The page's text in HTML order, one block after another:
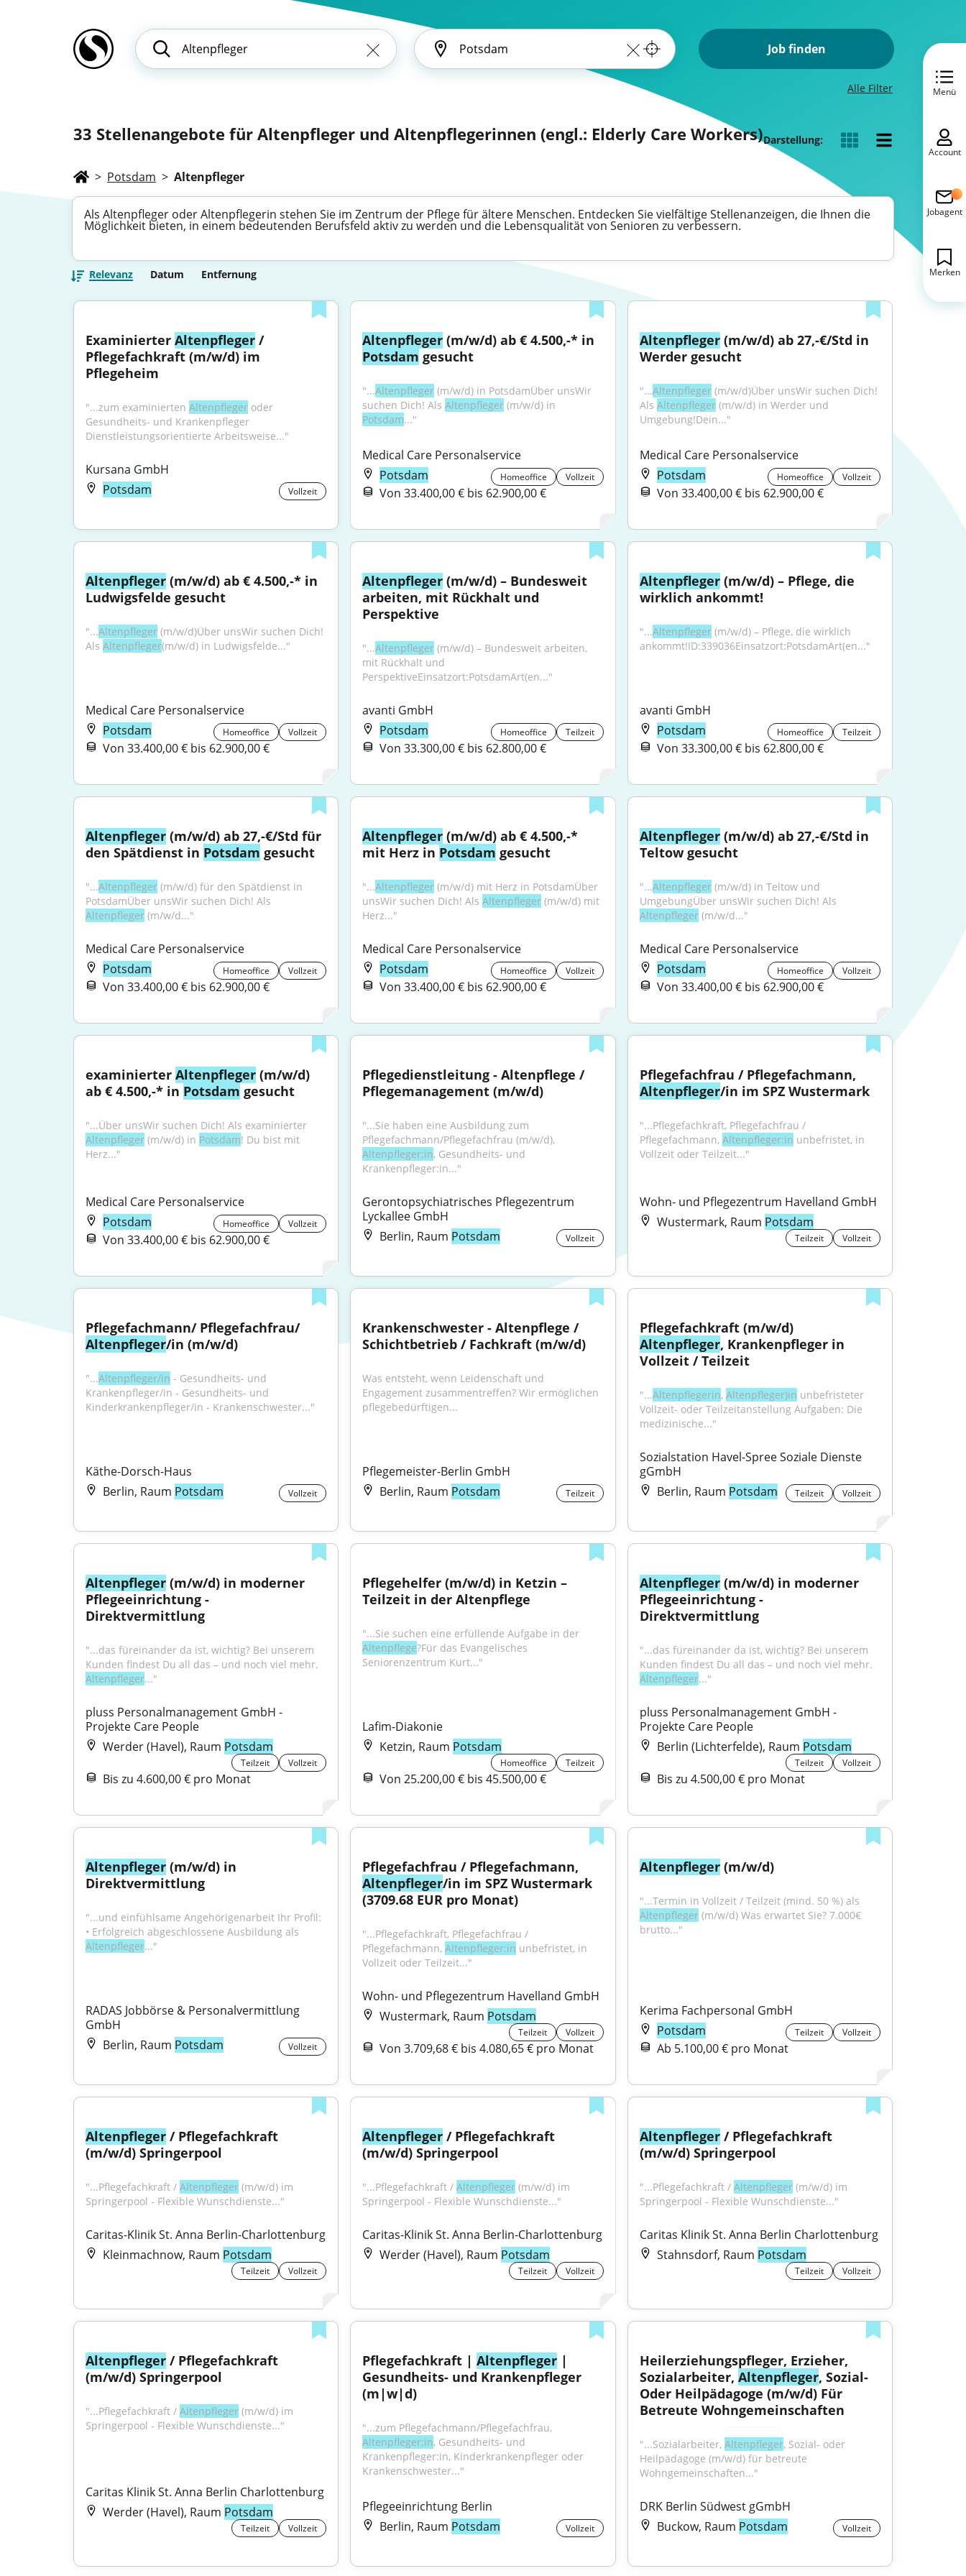
Job finden
Alle Filter
33 Stellenangebote für Altenpfleger und Altenpflegerinnen (engl.: Elderly Care Workers)Darstellung:
> Potsdam > Altenpfleger
Als Altenpfleger oder Altenpflegerin stehen Sie im Zentrum der Pflege für ältere Menschen. Entdecken Sie vielfältige Stellenanzeigen, die Ihnen die
Möglichkeit bieten, in einem bedeutenden Berufsfeld aktiv zu werden und die Lebensqualität von Senioren zu verbessern.
Relevanz Datum Entfernung
Examinierter Altenpfleger /
Pflegefachkraft (m/w/d) im
Pflegeheim
"...zum examinierten Altenpfleger oder
Gesundheits- und Krankenpfleger
Dienstleistungsorientierte Arbeitsweise..."
Kursana GmbH
Potsdam
Vollzeit
Altenpfleger
Potsdam gesucht
"...Altenpfleger (m/w/d) in PotsdamÜber unsWir
suchen Dich! Als Altenpfleger
Potsdam..."
Medical Care Personalservice
Potsdam
Homeoffice Vollzeit
Von 33.400,00 € bis 62.900,00 €
Altenpfleger (m/w/d) ab 27,-€/Std in
Werder gesucht
"...Altenpfleger (m/w/d)Über unsWir suchen Dich!
Als Altenpfleger (m/w/d) in Werder und
Umgebung!Dein..."
Medical Care Personalservice
Potsdam
Homeoffice Vollzeit
Von 33.400,00 € bis 62.900,00 €
Altenpfleger (m/w/d) ab € 4.500,-* in
Ludwigsfelde gesucht
"...Altenpfleger (m/w/d)Über unsWir suchen Dich!
Als Altenpfleger(m/w/d) in Ludwigsfelde..."
Medical Care Personalservice
Potsdam
Homeoffice Vollzeit
Von 33.400,00 € bis 62.900,00 €
Altenpfleger (m/w/d) – Bundesweit
arbeiten, mit Rückhalt und
Perspektive
"...Altenpfleger (m/w/d) – Bundesweit arbeiten,
mit Rückhalt und
PerspektiveEinsatzort:PotsdamArt(en..."
avanti GmbH
Potsdam
Homeoffice Teilzeit
Von 33.300,00 € bis 62.800,00 €
Altenpfleger (m/w/d) – Pflege, die
wirklich ankommt!
"...Altenpfleger (m/w/d) – Pflege, die wirklich
ankommt!ID:339036Einsatzort:PotsdamArt(en..."
avanti GmbH
Potsdam
Homeoffice Teilzeit
Von 33.300,00 € bis 62.800,00 €
Altenpfleger (m/w/d) ab 27,-€/Std für
den Spätdienst in Potsdam gesucht
"...Altenpfleger (m/w/d) für den Spätdienst in
Altenpfleger (m/w/d..."
Medical Care Personalservice
Potsdam
Homeoffice Vollzeit
Von 33.400,00 € bis 62.900,00 €
Altenpfleger (m/w/d) ab € 4.500,-*
mit Herz in Potsdam gesucht
"...Altenpfleger (m/w/d) mit Herz in PotsdamÜber
unsWir suchen Dich! Als Altenpfleger (m/w/d) mit
Herz..."
Medical Care Personalservice
Potsdam
Homeoffice Vollzeit
Von 33.400,00 € bis 62.900,00 €
Altenpfleger (m/w/d) ab 27,-€/Std in
Teltow gesucht
"...Altenpfleger (m/w/d) in Teltow und
Altenpfleger (m/w/d..."
Medical Care Personalservice
Potsdam
Homeoffice Vollzeit
Von 33.400,00 € bis 62.900,00 €
examinierter Altenpfleger (m/w/d)
ab € 4.500,-* in Potsdam gesucht
Altenpfleger (m/w/d) in Potsdam! Du bist mit
Herz..."
Medical Care Personalservice
Potsdam
Homeoffice Vollzeit
Von 33.400,00 € bis 62.900,00 €
Pflegedienstleitung - Altenpflege /
Pflegemanagement (m/w/d)
"...Sie haben eine Ausbildung zum
Altenpfleger:in, Gesundheits- und
Krankenpfleger:in..."
Gerontopsychiatrisches Pflegezentrum
Lyckallee GmbH
Berlin, Raum Potsdam Vollzeit
Altenpfleger/in im SPZ Wustermark
"...Pflegefachkraft, Pflegefachfrau /
Pflegefachmann, Altenpfleger:in unbefristet, in
Vollzeit oder Teilzeit..."
Wohn- und Pflegezentrum Havelland GmbH
Wustermark, Raum Potsdam
Teilzeit Vollzeit
Pflegefachmann/ Pflegefachfrau/
Altenpfleger/in (m/w/d)
"...Altenpfleger/in - Gesundheits- und
Krankenpfleger/in - Gesundheits- und
Kinderkrankenpfleger/in - Krankenschwester..."
Käthe-Dorsch-Haus
Berlin, Raum Potsdam Vollzeit
Krankenschwester - Altenpflege /
Schichtbetrieb / Fachkraft (m/w/d)
Was entsteht, wenn Leidenschaft und
Engagement zusammentreffen? Wir ermöglichen
pflegebedürftigen...
Pflegemeister-Berlin GmbH
Berlin, Raum Potsdam Teilzeit
Pflegefachkraft (m/w/d)
Altenpfleger, Krankenpfleger in
Vollzeit / Teilzeit
"...Altenpflegerin, Altenpfleger)in unbefristeter
Vollzeit- oder Teilzeitanstellung Aufgaben: Die
medizinische..."
Sozialstation Havel-Spree Soziale Dienste
gGmbH
Berlin, Raum Potsdam Teilzeit Vollzeit
Altenpfleger (m/w/d) in moderner
Pflegeeinrichtung -
Direktvermittlung
"...das füreinander da ist, wichtig? Bei unserem
Altenpfleger..."
pluss Personalmanagement GmbH -
Projekte Care People
Werder (Havel), Raum Potsdam
Teilzeit Vollzeit
Bis zu 4.600,00 € pro Monat
Pflegehelfer (m/w/d) in Ketzin –
Teilzeit in der Altenpflege
Altenpflege?Für das Evangelisches
Seniorenzentrum Kurt..."
Lafim-Diakonie
Ketzin, Raum Potsdam
Homeoffice Teilzeit
Von 25.200,00 € bis 45.500,00 €
Altenpfleger (m/w/d) in moderner
Pflegeeinrichtung -
Direktvermittlung
"...das füreinander da ist, wichtig? Bei unserem
Altenpfleger..."
pluss Personalmanagement GmbH -
Projekte Care People
Berlin (Lichterfelde), Raum Potsdam
Teilzeit Vollzeit
Bis zu 4.500,00 € pro Monat
Altenpfleger (m/w/d) in
Direktvermittlung
"...und einfühlsame Angehörigenarbeit Ihr Profil:
Altenpfleger..."
RADAS Jobbörse & Personalvermittlung
GmbH
Berlin, Raum Potsdam Vollzeit
Altenpfleger/in im SPZ Wustermark
(3709.68 EUR pro Monat)
"...Pflegefachkraft, Pflegefachfrau /
Pflegefachmann, Altenpfleger:in unbefristet, in
Vollzeit oder Teilzeit..."
Wohn- und Pflegezentrum Havelland GmbH
Wustermark, Raum Potsdam
Teilzeit Vollzeit
Von 3.709,68 € bis 4.080,65 € pro Monat
Altenpfleger (m/w/d)
Altenpfleger (m/w/d) Was erwartet Sie? 7.000€
brutto..."
Kerima Fachpersonal GmbH
Potsdam
Teilzeit Vollzeit
Ab 5.100,00 € pro Monat
Altenpfleger / Pflegefachkraft
(m/w/d) Springerpool
"...Pflegefachkraft / Altenpfleger (m/w/d) im
Springerpool - Flexible Wunschdienste..."
Caritas-Klinik St. Anna Berlin-Charlottenburg
Kleinmachnow, Raum Potsdam
Teilzeit Vollzeit
Altenpfleger / Pflegefachkraft
(m/w/d) Springerpool
"...Pflegefachkraft / Altenpfleger (m/w/d) im
Springerpool - Flexible Wunschdienste..."
Caritas-Klinik St. Anna Berlin-Charlottenburg
Werder (Havel), Raum Potsdam
Teilzeit Vollzeit
Altenpfleger / Pflegefachkraft
(m/w/d) Springerpool
"...Pflegefachkraft / Altenpfleger (m/w/d) im
Springerpool - Flexible Wunschdienste..."
Caritas Klinik St. Anna Berlin Charlottenburg
Stahnsdorf, Raum Potsdam
Teilzeit Vollzeit
Altenpfleger / Pflegefachkraft
(m/w/d) Springerpool
"...Pflegefachkraft / Altenpfleger (m/w/d) im
Springerpool - Flexible Wunschdienste..."
Caritas Klinik St. Anna Berlin Charlottenburg
Werder (Havel), Raum Potsdam
Teilzeit Vollzeit
Pflegefachkraft | Altenpfleger |
Gesundheits- und Krankenpfleger
(m|w|d)
Altenpfleger:in, Gesundheits- und
Krankenpfleger:in, Kinderkrankenpfleger oder
Krankenschwester..."
Pflegeeinrichtung Berlin
Berlin, Raum Potsdam Vollzeit
Heilerziehungspfleger, Erzieher,
Sozialarbeiter, Altenpfleger, Sozial-
Oder Heilpädagoge (m/w/d) Für
Betreute Wohngemeinschaften
"...Sozialarbeiter, Altenpfleger, Sozial- oder
Heilpädagoge (m/w/d) für betreute
Wohngemeinschaften..."
DRK Berlin Südwest gGmbH
Buckow, Raum Potsdam Vollzeit
Menü
Account
Jobagent
Merken